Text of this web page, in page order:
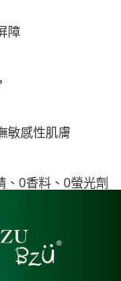
障
敏感性肌膚
、0香料、0螢光劑